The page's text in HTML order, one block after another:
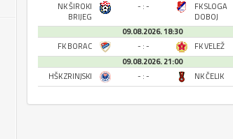
NK ŠIROKI
BRIJEG
- : -
FK SLOGA
DOBOJ
09.08.2026. 18:30
FK BORAC
- : -
FK VELEŽ
09.08.2026. 21:00
HŠK ZRINJSKI
- : - NK ČELIK